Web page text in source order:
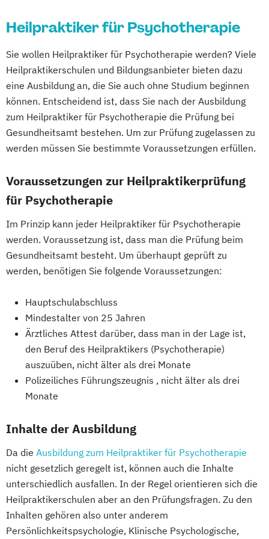
Heilpraktiker für Psychotherapie
Sie wollen Heilpraktiker für Psychotherapie werden? Viele
Heilpraktikerschulen und Bildungsanbieter bieten dazu
eine Ausbildung an, die Sie auch ohne Studium beginnen
können. Entscheidend ist, dass Sie nach der Ausbildung
zum Heilpraktiker für Psychotherapie die Prüfung bei
Gesundheitsamt bestehen. Um zur Prüfung zugelassen zu
werden müssen Sie bestimmte Voraussetzungen erfüllen.
Voraussetzungen zur Heilpraktikerprüfung
für Psychotherapie
Im Prinzip kann jeder Heilpraktiker für Psychotherapie
werden. Voraussetzung ist, dass man die Prüfung beim
Gesundheitsamt besteht. Um überhaupt geprüft zu
werden, benötigen Sie folgende Voraussetzungen:
Hauptschulabschluss
Mindestalter von 25 Jahren
Ärztliches Attest darüber, dass man in der Lage ist,
den Beruf des Heilpraktikers (Psychotherapie)
auszuüben, nicht älter als drei Monate
Polizeiliches Führungszeugnis , nicht älter als drei
Monate
Inhalte der Ausbildung
Da die Ausbildung zum Heilpraktiker für Psychotherapie
nicht gesetzlich geregelt ist, können auch die Inhalte
unterschiedlich ausfallen. In der Regel orientieren sich die
Heilpraktikerschulen aber an den Prüfungsfragen. Zu den
Inhalten gehören also unter anderem
Persönlichkeitspsychologie, Klinische Psychologische,